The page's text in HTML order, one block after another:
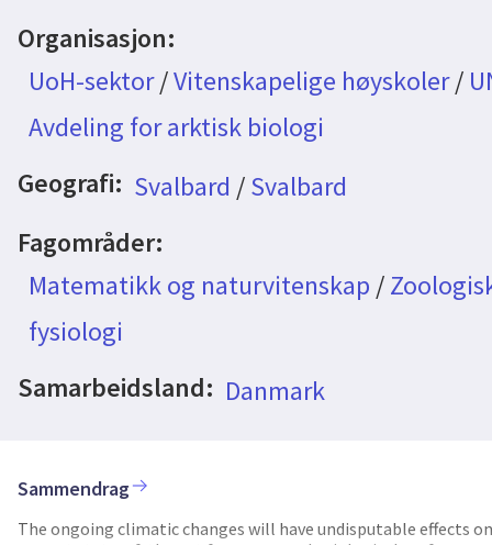
Organisasjon:
UoH-sektor/Vitenskapelige høyskoler/
Avdeling for arktisk biologi
Geografi: Svalbard /Svalbard
Fagområder:
Matematikk og naturvitenskap /
fysiologi
Samarbeidsland: Danmark
Sammendrag
The ongoing climatic changes will have undisputable effects